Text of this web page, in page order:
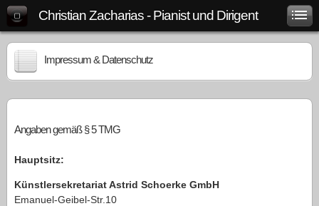
Christian Zacharias - Pianist und Dirigent
Impressum & Datenschutz
Angaben gemäß § 5 TMG
Hauptsitz:
Künstlersekretariat Astrid Schoerke GmbH
Emanuel-Geibel-Str.10